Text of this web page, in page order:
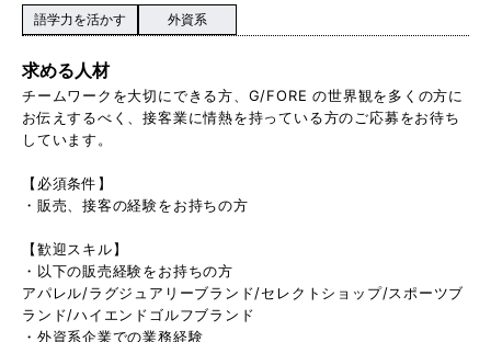
語学力を活かす 外資系
求める人材
チームワークを大切にできる方、G/FORE の世界観を多くの方に
お伝えするべく、接客業に情熱を持っている方のご応募をお待ち
しています。
【必須条件】
・販売、接客の経験をお持ちの方
【歓迎スキル】
・以下の販売経験をお持ちの方
アパレル/ラグジュアリーブランド/セレクトショップ/スポーツブ
ランド/ハイエンドゴルフブランド
・外資系企業での業務経験